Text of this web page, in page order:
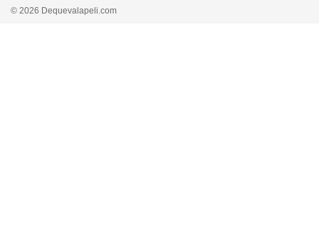
© 2026 Dequevalapeli.com